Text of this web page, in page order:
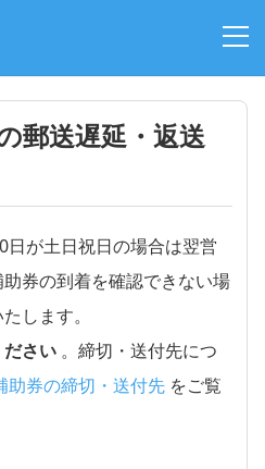
郵送遅延・返送
日が土日祝日の場合は翌営
券の到着を確認できない場
します。
さい 。締切・送付先につ
助券の締切・送付先 をご覧